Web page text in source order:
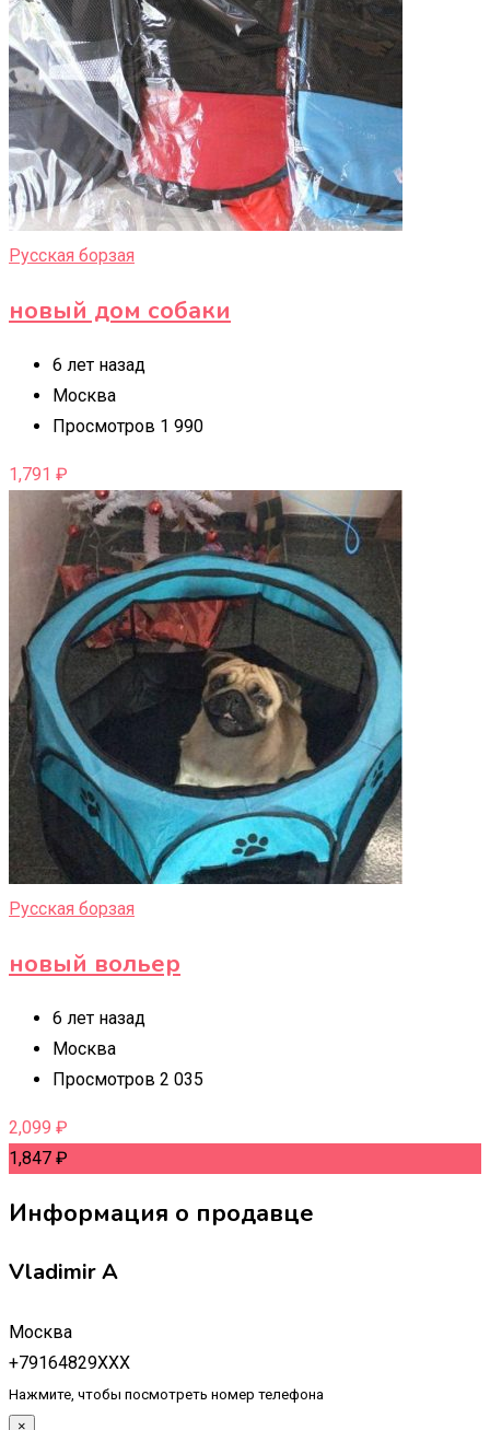
Русская борзая
новый дом собаки
6 лет назад
Москва
Просмотров 1 990
1,791 ₽
Русская борзая
новый вольер
6 лет назад
Москва
Просмотров 2 035
2,099 ₽
1,847 ₽
Информация о продавце
Vladimir A
Москва
+79164829XXX
Нажмите, чтобы посмотреть номер телефона
×